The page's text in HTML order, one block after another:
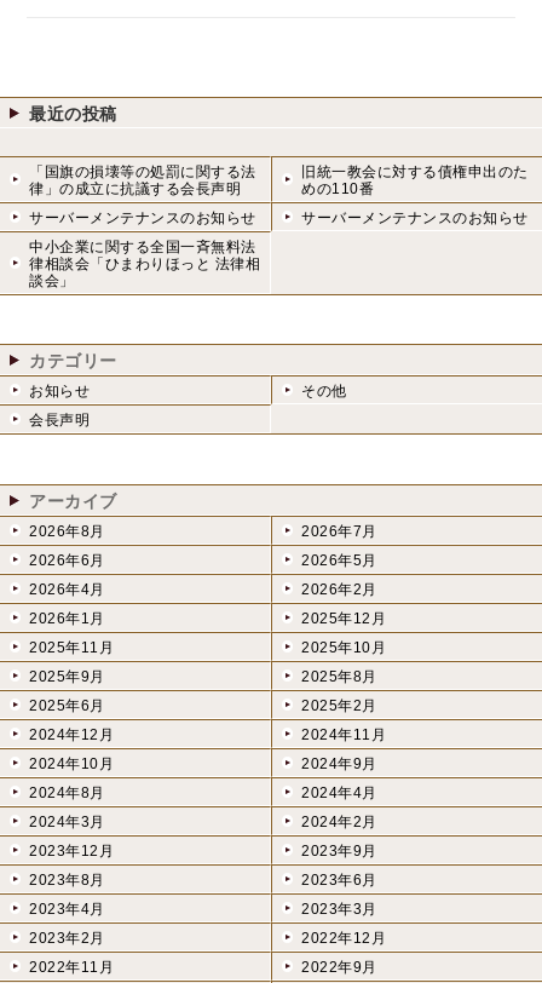
最近の投稿
「国旗の損壊等の処罰に関する法
律」の成立に抗議する会長声明
旧統一教会に対する債権申出のた
めの110番
サーバーメンテナンスのお知らせ
サーバーメンテナンスのお知らせ
中小企業に関する全国一斉無料法
律相談会「ひまわりほっと 法律相
談会」
カテゴリー
お知らせ
その他
会長声明
アーカイブ
2026年8月
2026年7月
2026年6月
2026年5月
2026年4月
2026年2月
2026年1月
2025年12月
2025年11月
2025年10月
2025年9月
2025年8月
2025年6月
2025年2月
2024年12月
2024年11月
2024年10月
2024年9月
2024年8月
2024年4月
2024年3月
2024年2月
2023年12月
2023年9月
2023年8月
2023年6月
2023年4月
2023年3月
2023年2月
2022年12月
2022年11月
2022年9月